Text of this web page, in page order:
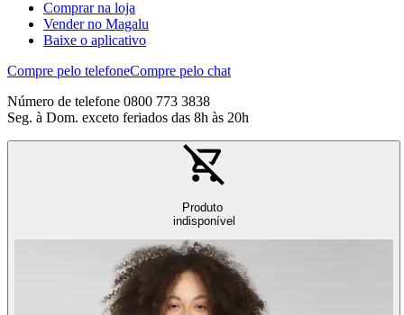
Comprar na loja
Vender no Magalu
Baixe o aplicativo
Compre pelo telefoneCompre pelo chat
Número de telefone 0800 773 3838
Seg. à Dom. exceto feriados das 8h às 20h
Produto
indisponível